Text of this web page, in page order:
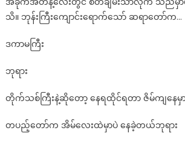
သိ။ ဘုန်းကြီးကျောင်းရောက်သော် ဆရာတော်က…
ဒကာမကြီး
ဘုရား
တိုက်သစ်ကြီးနဲ့ဆိုတော့ နေရထိုင်ရတာ ဇိမ်ကျနေမှာ
တပည့်တော်က အိမ်လေးထဲမှာပဲ နေခဲ့တယ်ဘုရား